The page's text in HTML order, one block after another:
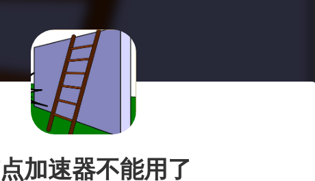
加速器不能用了